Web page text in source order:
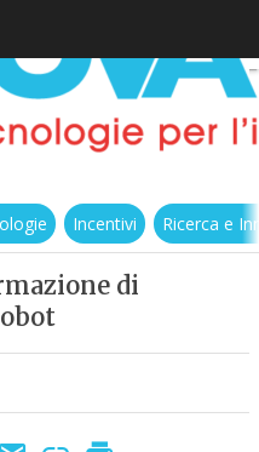
Incentivi Ricerca e
di